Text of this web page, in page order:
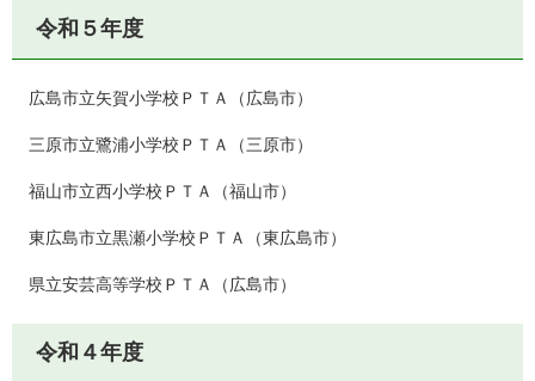
令和５年度
広島市立矢賀小学校ＰＴＡ（広島市）
三原市立鷺浦小学校ＰＴＡ（三原市）
福山市立西小学校ＰＴＡ（福山市）
東広島市立黒瀬小学校ＰＴＡ（東広島市）
県立安芸高等学校ＰＴＡ（広島市）
令和４年度